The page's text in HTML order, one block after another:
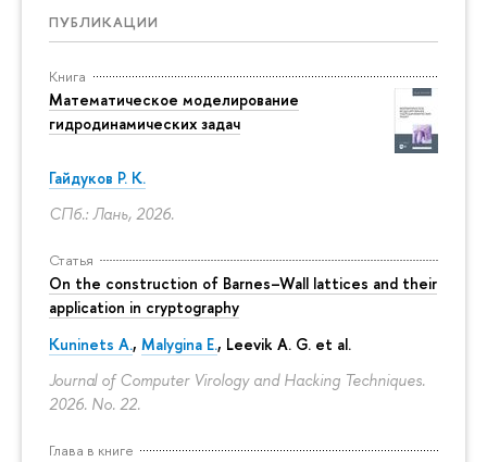
ПУБЛИКАЦИИ
Книга
Математическое моделирование
гидродинамических задач
Гайдуков Р. К.
СПб.: Лань, 2026.
Статья
On the construction of Barnes–Wall lattices and their
application in cryptography
Kuninets A., Malygina E., Leevik A. G. et al.
Journal of Computer Virology and Hacking Techniques.
2026. No. 22.
Глава в книге